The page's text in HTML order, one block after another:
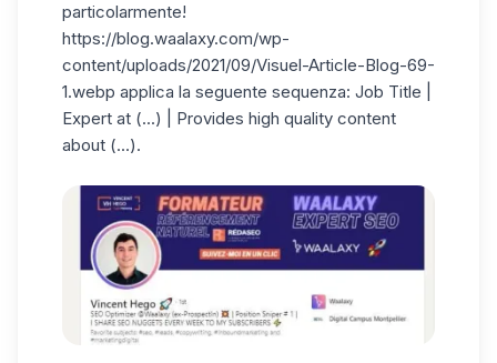
particolarmente!
https://blog.waalaxy.com/wp-
content/uploads/2021/09/Visuel-Article-Blog-69-
1.webp applica la seguente sequenza: Job Title |
Expert at (...) | Provides high quality content
about (...).